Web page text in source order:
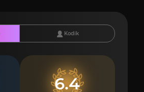
Kodik
6.4